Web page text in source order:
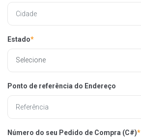
Estado*
Ponto de referência do Endereço
Número do seu Pedido de Compra (C#)*